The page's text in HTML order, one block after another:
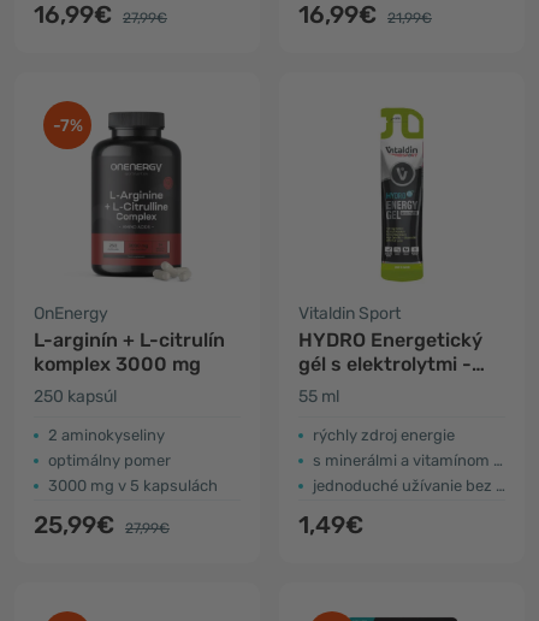
16,99€ 27,99€ 16,99€ 21,99€
-7%
OnEnergy
L-arginín + L-citrulín
komplex 3000 mg
250 kapsúl
2 aminokyseliny
optimálny pomer
3000 mg v 5 kapsulách
25,99€ 27,99€
Vitaldin Sport
HYDRO Energetický
gél s elektrolytmi -
limetka
55 ml
rýchly zdroj energie
s minerálmi a vitamínom B6
jednoduché užívanie bez vody
1,49€